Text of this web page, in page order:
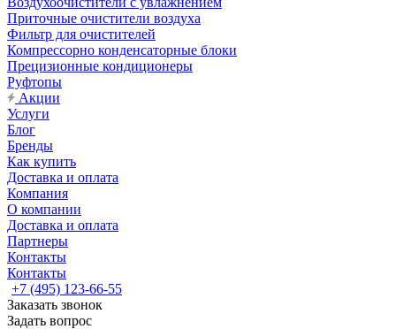
Приточные очистители воздуха
Фильтр для очистителей
Компрессорно конденсаторные блоки
Прецизионные кондиционеры
Руфтопы
Акции
Услуги
Блог
Бренды
Как купить
Доставка и оплата
Компания
О компании
Доставка и оплата
Партнеры
Контакты
Контакты
+7 (495) 123-66-55
Заказать звонок
Задать вопрос